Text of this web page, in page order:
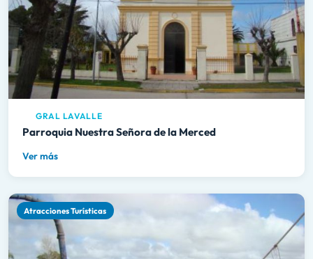
GRAL LAVALLE
Parroquia Nuestra Señora de la Merced
Ver más
Atracciones Turísticas